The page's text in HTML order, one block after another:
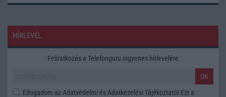
HÍRLEVÉL
Feliratkozás a Telefonguru ingyenes hírlevelére
OK
Elfogadom az Adatvédelmi és Adatkezelési Tájékoztatót Ezt a